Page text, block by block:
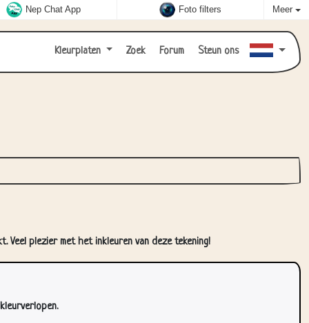
Nep Chat App Foto filters Meer
Kleurplaten Zoek Forum Steun ons
plezier met het inkleuren van deze tekening!